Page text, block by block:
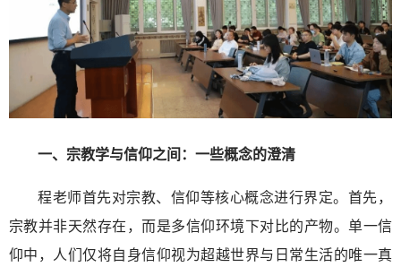
一、宗教学与信仰之间：一些概念的澄清
程老师首先对宗教、信仰等核心概念进行界定。首先，
宗教并非天然存在，而是多信仰环境下对比的产物。单一信
仰中，人们仅将自身信仰视为超越世界与日常生活的唯一真